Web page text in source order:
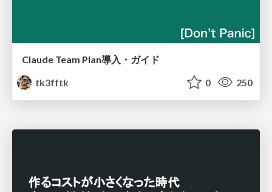
Claude Team Plan導入・ガイド
tk3fftk
0 250